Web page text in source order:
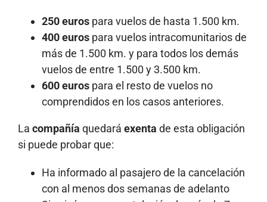
250 euros para vuelos de hasta 1.500 km.
400 euros para vuelos intracomunitarios de
más de 1.500 km. y para todos los demás
vuelos de entre 1.500 y 3.500 km.
600 euros para el resto de vuelos no
comprendidos en los casos anteriores.
La compañía quedará exenta de esta obligación
si puede probar que:
Ha informado al pasajero de la cancelación
con al menos dos semanas de adelanto